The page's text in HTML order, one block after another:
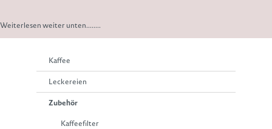
Weiterlesen weiter unten........
Kaffee
Leckereien
Zubehör
Kaffeefilter